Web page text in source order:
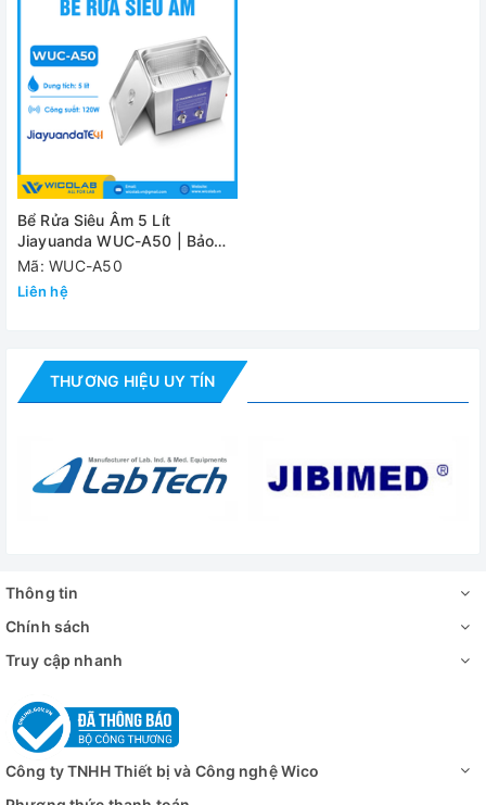
Bể Rửa Siêu Âm 5 Lít
Jiayuanda WUC-A50 | Bảo
Hành 12 Tháng
Mã: WUC-A50
Liên hệ
THƯƠNG HIỆU UY TÍN
Thông tin
Chính sách
Truy cập nhanh
Công ty TNHH Thiết bị và Công nghệ Wico